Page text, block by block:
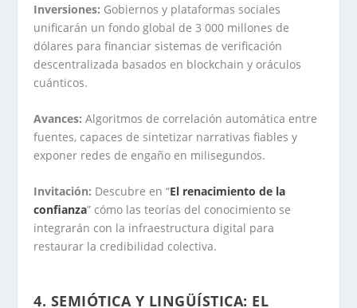
Inversiones: Gobiernos y plataformas sociales
unificarán un fondo global de 3 000 millones de
dólares para financiar sistemas de verificación
descentralizada basados en blockchain y oráculos
cuánticos.
Avances: Algoritmos de correlación automática entre
fuentes, capaces de sintetizar narrativas fiables y
exponer redes de engaño en milisegundos.
Invitación: Descubre en “El renacimiento de la
confianza” cómo las teorías del conocimiento se
integrarán con la infraestructura digital para
restaurar la credibilidad colectiva.
4. SEMIÓTICA Y LINGÜÍSTICA: EL